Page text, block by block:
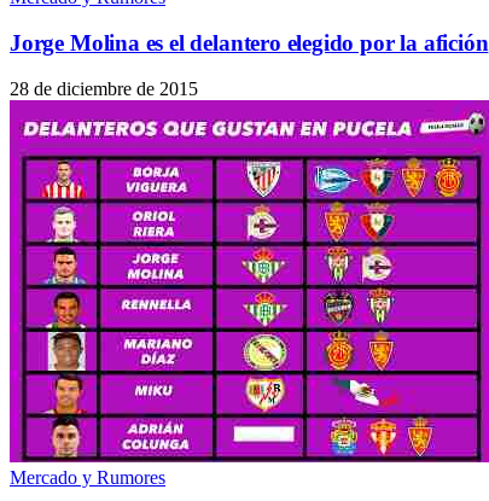
Jorge Molina es el delantero elegido por la afición
28 de diciembre de 2015
Mercado y Rumores